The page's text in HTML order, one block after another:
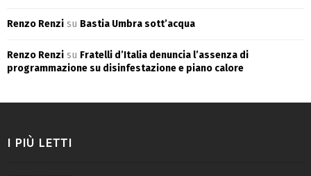
Renzo Renzi su Bastia Umbra sott’acqua
Renzo Renzi su Fratelli d’Italia denuncia l’assenza di
programmazione su disinfestazione e piano calore
I PIÙ LETTI